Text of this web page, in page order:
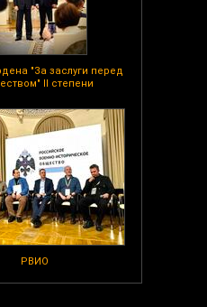
"За заслуги перед
II степени
РВИО